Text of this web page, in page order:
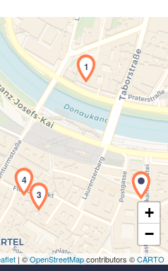
der Karte...
1
3
4
+
−
| ©OpenStreetMapcontributors ©CARTO